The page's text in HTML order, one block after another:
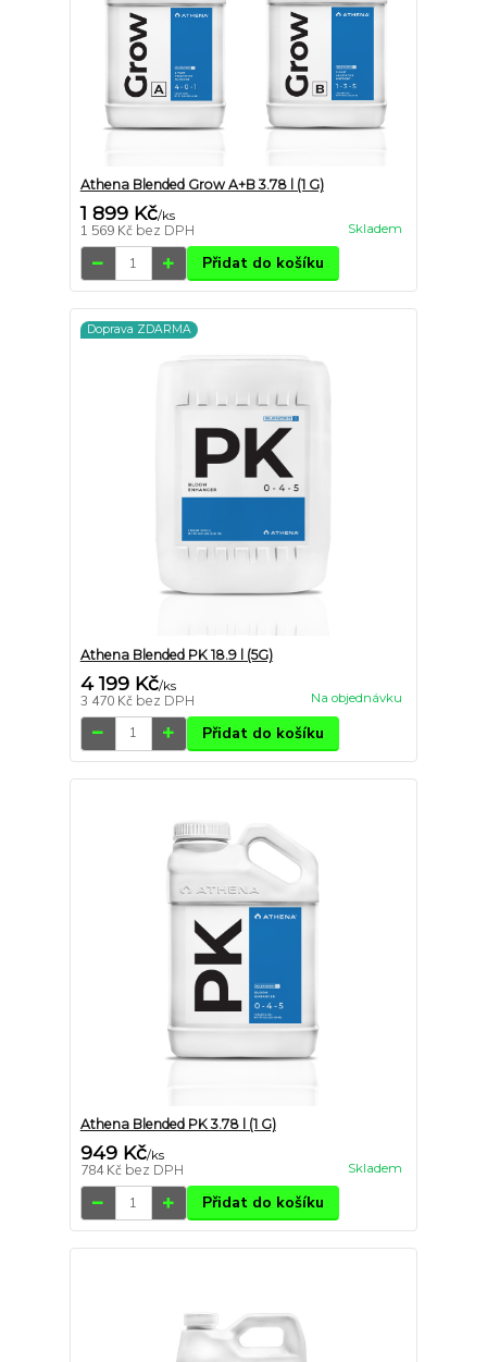
Athena Blended Grow A+B 3.78 l (1 G)
1 899 Kč/ks
1 569 Kč bez DPH Skladem
Přidat do košíku
Doprava ZDARMA
Athena Blended PK 18.9 l (5G)
4 199 Kč/ks
3 470 Kč bez DPH Na objednávku
Přidat do košíku
Athena Blended PK 3.78 l (1 G)
949 Kč/ks
784 Kč bez DPH Skladem
Přidat do košíku